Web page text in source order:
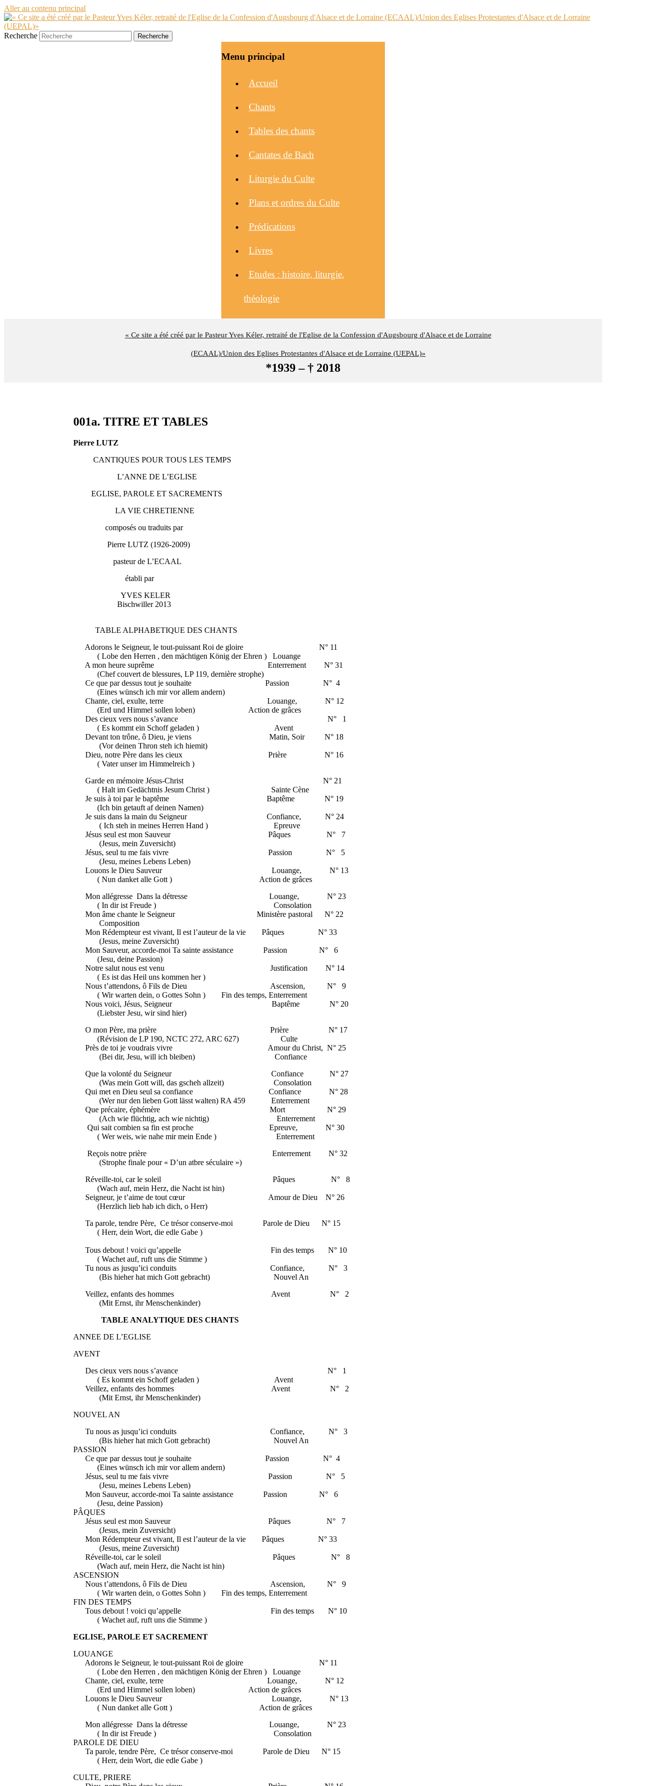
Aller au contenu principal
« Ce site a été créé par le Pasteur Yves Kéler, retraité de l'Eglise de la Confession d'Augsbourg d'Alsace et de Lorraine
(ECAAL)/Union des Eglises Protestantes d'Alsace et de Lorraine (UEPAL)»
*1939 – † 2018
Recherche
Menu principal
Accueil
Chants
Tables des chants
Cantates de Bach
Liturgie du Culte
Plans et ordres du Culte
Prédications
Livres
Etudes : histoire, liturgie,
théologie
001a. TITRE ET TABLES
Pierre LUTZ
CANTIQUES POUR TOUS LES TEMPS
L’ANNE DE L’EGLISE
EGLISE, PAROLE ET SACREMENTS
LA VIE CHRETIENNE
composés ou traduits par
Pierre LUTZ (1926-2009)
pasteur de L’ECAAL
établi par
YVES KELER
Bischwiller 2013
TABLE ALPHABETIQUE DES CHANTS
Adorons le Seigneur, le tout-puissant Roi de gloire N° 11
( Lobe den Herren , den mächtigen König der Ehren ) Louange
A mon heure suprême Enterrement N° 31
(Chef couvert de blessures, LP 119, dernière strophe)
Ce que par dessus tout je souhaite Passion N° 4
(Eines wünsch ich mir vor allem andern)
Chante, ciel, exulte, terre Louange, N° 12
(Erd und Himmel sollen loben) Action de grâces
Des cieux vers nous s’avance N° 1
( Es kommt ein Schoff geladen ) Avent
Devant ton trône, ô Dieu, je viens Matin, Soir N° 18
(Vor deinen Thron steh ich hiemit)
Dieu, notre Père dans les cieux Prière N° 16
( Vater unser im Himmelreich )
Garde en mémoire Jésus-Christ N° 21
( Halt im Gedächtnis Jesum Christ ) Sainte Cène
Je suis à toi par le baptême Baptême N° 19
(Ich bin getauft af deinen Namen)
Je suis dans la main du Seigneur Confiance, N° 24
( Ich steh in meines Herren Hand ) Epreuve
Jésus seul est mon Sauveur Pâques N° 7
(Jesus, mein Zuversicht)
Jésus, seul tu me fais vivre Passion N° 5
(Jesu, meines Lebens Leben)
Louons le Dieu Sauveur Louange, N° 13
( Nun danket alle Gott ) Action de grâces
Mon allégresse Dans la détresse Louange, N° 23
( In dir ist Freude ) Consolation
Mon âme chante le Seigneur Ministère pastoral N° 22
Composition
Mon Rédempteur est vivant, Il est l’auteur de la vie Pâques N° 33
(Jesus, meine Zuversicht)
Mon Sauveur, accorde-moi Ta sainte assistance Passion N° 6
(Jesu, deine Passion)
Notre salut nous est venu Justification N° 14
( Es ist das Heil uns kommen her )
Nous t’attendons, ô Fils de Dieu Ascension, N° 9
( Wir warten dein, o Gottes Sohn ) Fin des temps, Enterrement
Nous voici, Jésus, Seigneur Baptême N° 20
(Liebster Jesu, wir sind hier)
O mon Père, ma prière Prière N° 17
(Révision de LP 190, NCTC 272, ARC 627) Culte
Près de toi je voudrais vivre Amour du Christ, N° 25
(Bei dir, Jesu, will ich bleiben) Confiance
Que la volonté du Seigneur Confiance N° 27
(Was mein Gott will, das gscheh allzeit) Consolation
Qui met en Dieu seul sa confiance Confiance N° 28
(Wer nur den lieben Gott lässt walten) RA 459 Enterrement
Que précaire, éphémère Mort N° 29
(Ach wie flüchtig, ach wie nichtig) Enterrement
Qui sait combien sa fin est proche Epreuve, N° 30
( Wer weis, wie nahe mir mein Ende ) Enterrement
Reçois notre prière Enterrement N° 32
(Strophe finale pour « D’un atbre séculaire »)
Réveille-toi, car le soleil Pâques N° 8
(Wach auf, mein Herz, die Nacht ist hin)
Seigneur, je t’aime de tout cœur Amour de Dieu N° 26
(Herzlich lieb hab ich dich, o Herr)
Ta parole, tendre Père, Ce trésor conserve-moi Parole de Dieu N° 15
( Herr, dein Wort, die edle Gabe )
Tous debout ! voici qu’appelle Fin des temps N° 10
( Wachet auf, ruft uns die Stimme )
Tu nous as jusqu’ici conduits Confiance, N° 3
(Bis hieher hat mich Gott gebracht) Nouvel An
Veillez, enfants des hommes Avent N° 2
(Mit Ernst, ihr Menschenkinder)
TABLE ANALYTIQUE DES CHANTS
ANNEE DE L’EGLISE
AVENT
Des cieux vers nous s’avance N° 1
( Es kommt ein Schoff geladen ) Avent
Veillez, enfants des hommes Avent N° 2
(Mit Ernst, ihr Menschenkinder)
NOUVEL AN
Tu nous as jusqu’ici conduits Confiance, N° 3
(Bis hieher hat mich Gott gebracht) Nouvel An
PASSION
Ce que par dessus tout je souhaite Passion N° 4
(Eines wünsch ich mir vor allem andern)
Jésus, seul tu me fais vivre Passion N° 5
(Jesu, meines Lebens Leben)
Mon Sauveur, accorde-moi Ta sainte assistance Passion N° 6
(Jesu, deine Passion)
PÂQUES
Jésus seul est mon Sauveur Pâques N° 7
(Jesus, mein Zuversicht)
Mon Rédempteur est vivant, Il est l’auteur de la vie Pâques N° 33
(Jesus, meine Zuversicht)
Réveille-toi, car le soleil Pâques N° 8
(Wach auf, mein Herz, die Nacht ist hin)
ASCENSION
Nous t’attendons, ô Fils de Dieu Ascension, N° 9
( Wir warten dein, o Gottes Sohn ) Fin des temps, Enterrement
FIN DES TEMPS
Tous debout ! voici qu’appelle Fin des temps N° 10
( Wachet auf, ruft uns die Stimme )
EGLISE, PAROLE ET SACREMENT
LOUANGE
Adorons le Seigneur, le tout-puissant Roi de gloire N° 11
( Lobe den Herren , den mächtigen König der Ehren ) Louange
Chante, ciel, exulte, terre Louange, N° 12
(Erd und Himmel sollen loben) Action de grâces
Louons le Dieu Sauveur Louange, N° 13
( Nun danket alle Gott ) Action de grâces
Mon allégresse Dans la détresse Louange, N° 23
( In dir ist Freude ) Consolation
PAROLE DE DIEU
Ta parole, tendre Père, Ce trésor conserve-moi Parole de Dieu N° 15
( Herr, dein Wort, die edle Gabe )
CULTE, PRIERE